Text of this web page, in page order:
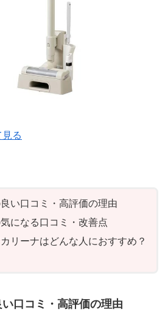
る
い口コミ・高評価の理由
になる口コミ・改善点
リーナはどんな人におすすめ？
口コミ・高評価の理由